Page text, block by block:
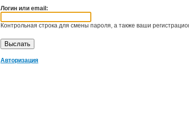
Логин или email:
Контрольная строка для смены пароля, а также ваши
Авторизация